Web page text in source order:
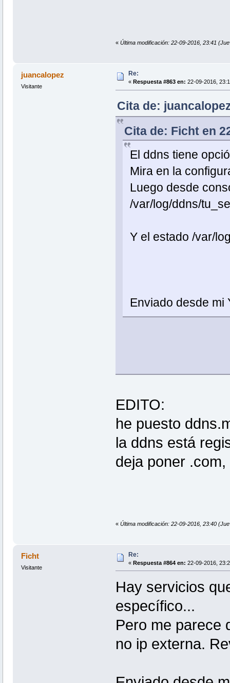
« Última modificación: 22-09-2016, 23:41
juancalopez
Visitante
Re:
« Respuesta #863 en: 22-09-2016,
Cita de:
Cita de: Ficht en
El ddns tiene
Mira en la
Luego desde
/var/log/ddns/
Y el estado /var/
Enviado desde mi
EDITO:
he puesto
la ddns está
deja poner
« Última modificación: 22-09-2016, 23:40
Ficht
Visitante
Re:
« Respuesta #864 en: 22-09-2016,
Hay servicios
específico...
Pero me parece
no ip externa.